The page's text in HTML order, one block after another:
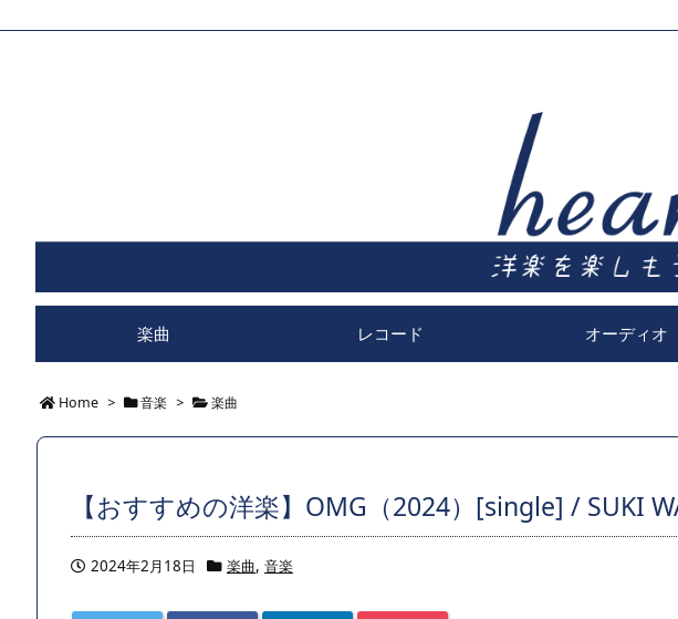
楽曲 レコード オーディオ
Home > 音楽 > 楽曲
【おすすめの洋楽】OMG（2024）[single] / SUKI
2024年2月18日 楽曲, 音楽